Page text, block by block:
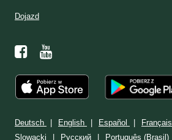
Dojazd
Deutsch English Español Français
Slowacki
Ρусский Português (Brasil)